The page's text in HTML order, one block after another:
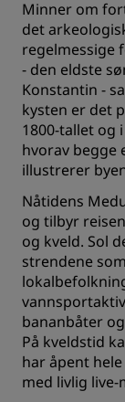
Minner om
det
regelmessige
- den eldste
Konstantin -
kysten er det
1800-tallet og
hvorav begge
illustrerer
Nåtidens
og tilbyr
og kveld. Sol
strendene
bananbåter
På kveldstid
har åpent
med livlig live-